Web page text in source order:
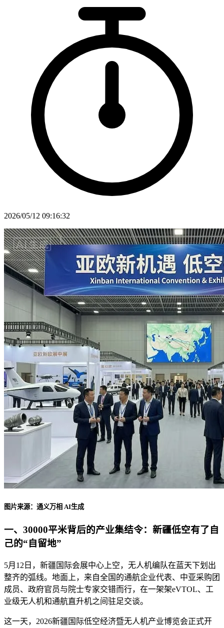
2026/05/12 09:16:32
图片来源：通义万相 AI生成
一、30000平米背后的产业集结令：新疆低空有了自
己的“自留地”
5月12日，新疆国际会展中心上空，无人机编队在蓝天下划出
整齐的弧线。地面上，来自全国的通航企业代表、中亚采购团
成员、政府官员与院士专家交错而行，在一架架eVTOL、工
业级无人机和通航直升机之间驻足交谈。
这一天，2026新疆国际低空经济暨无人机产业博览会正式开